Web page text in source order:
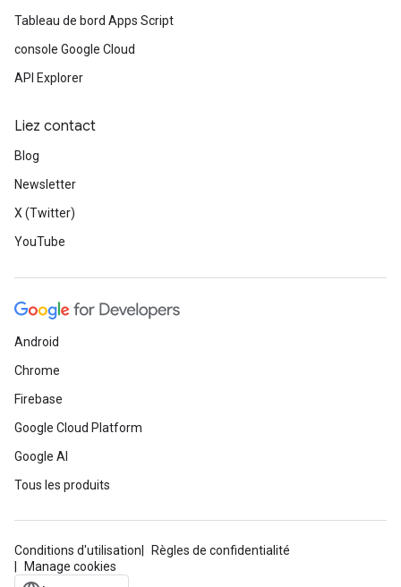
Tableau de bord Apps Script
console Google Cloud
API Explorer
Liez contact
Blog
Newsletter
X (Twitter)
YouTube
Android
Chrome
Firebase
Google Cloud Platform
Google AI
Tous les produits
Conditions d'utilisation
Règles de confidentialité
Manage cookies